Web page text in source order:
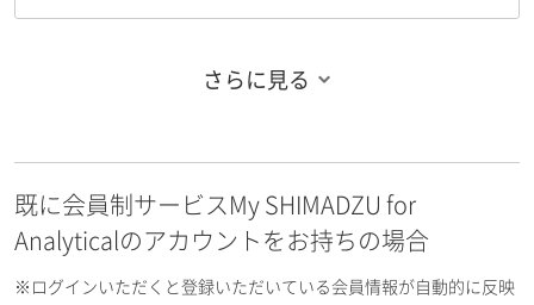
お名前フリガナ（名）
さらに見る
既に会員制サービスMy SHIMADZU for
Analyticalのアカウントをお持ちの場合
※ログインいただくと登録いただいている会員情報が自動的に反映